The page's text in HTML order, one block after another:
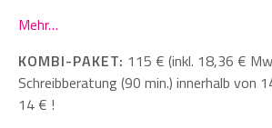
Mehr…
KOMBI-PAKET: 115 € (inkl. 18,36 €
Schreibberatung (90 min.) innerhalb von
14 € !